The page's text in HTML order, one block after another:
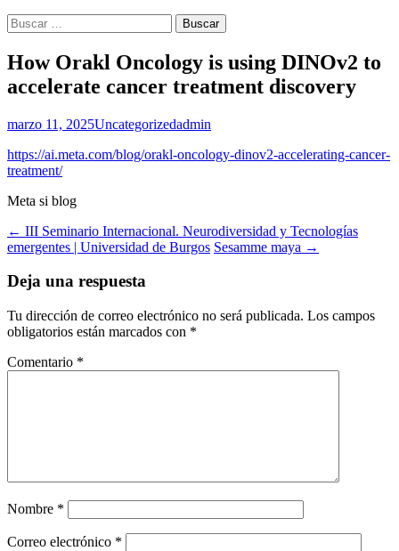
Buscar:
How Orakl Oncology is using DINOv2 to
accelerate cancer treatment discovery
marzo 11, 2025Uncategorizedadmin
https://ai.meta.com/blog/orakl-oncology-dinov2-accelerating-cancer-
treatment/
Meta si blog
Navegación
de
entradas
← III Seminario Internacional. Neurodiversidad y Tecnologías
emergentes | Universidad de Burgos Sesamme maya →
Deja una respuesta
Tu dirección de correo electrónico no será publicada. Los campos
obligatorios están marcados con *
Comentario *
Nombre *
Correo electrónico *